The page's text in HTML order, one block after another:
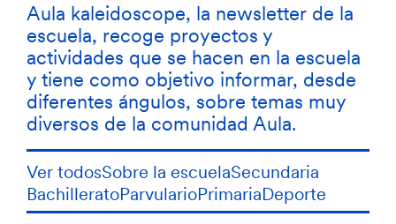
Aula kaleidoscope, la newsletter de la
escuela, recoge proyectos y
actividades que se hacen en la escuela
y tiene como objetivo informar, desde
diferentes ángulos, sobre temas muy
diversos de la comunidad Aula.
Ver todosSobre la escuelaSecundaria
BachilleratoParvularioPrimariaDeporte